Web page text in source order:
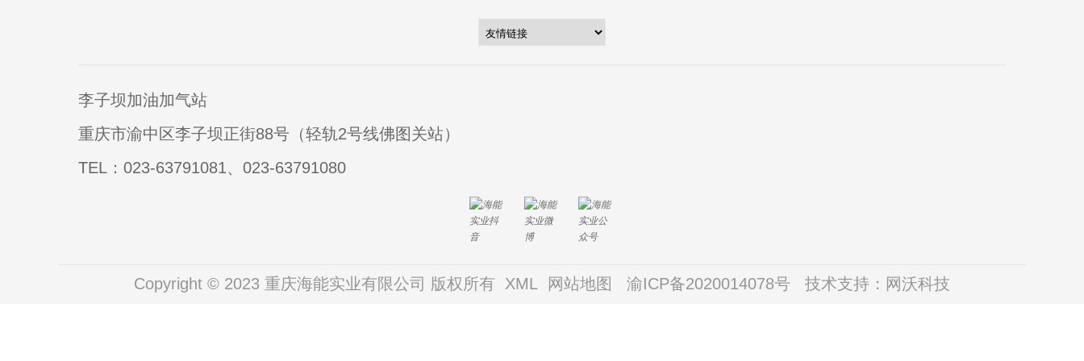
李子坝加油加气站
重庆市渝中区李子坝正街88号（轻轨2号线佛图关站）
TEL：023-63791081、023-63791080
Copyright © 2023 重庆海能实业有限公司 版权所有 XML 网站地图 渝ICP备2020014078号 技术支持： 网沃科技